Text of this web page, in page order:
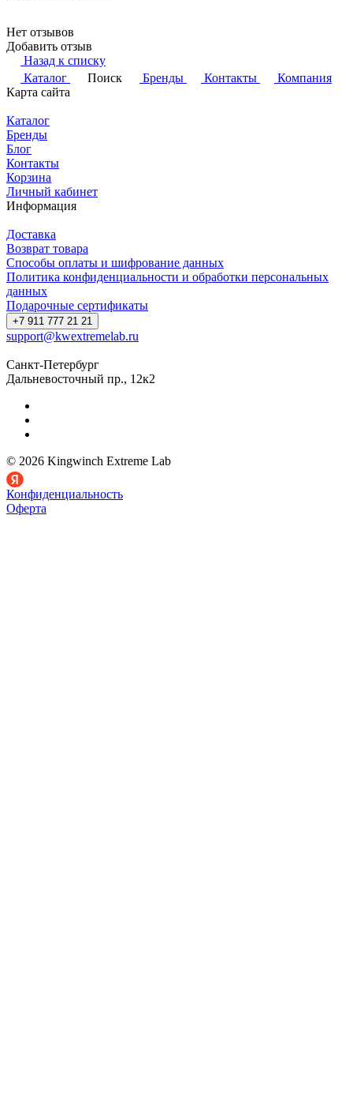
Нет отзывов
Добавить отзыв
Назад к списку
Каталог
Поиск Бренды Контакты
Компания
Карта сайта
Каталог
Бренды
Блог
Контакты
Корзина
Личный кабинет
Информация
Доставка
Возврат товара
Способы оплаты и шифрование данных
Политика конфиденциальности и обработки персональных
данных
Подарочные сертификаты
+7 911 777 21 21
support@kwextremelab.ru
Санкт-Петербург
Дальневосточный пр., 12к2
© 2026 Kingwinch Extreme Lab
Конфиденциальность
Оферта